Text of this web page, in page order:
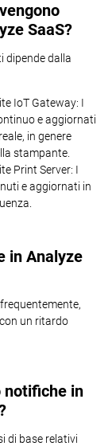
SaaS?
dipende dalla
IoT Gateway: I
e aggiornati
in genere
stampante.
Print Server: I
e aggiornati in
in Analyze
un ritardo
notifiche in
di base relativi